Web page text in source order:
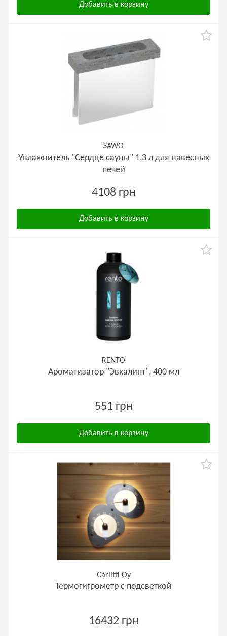
Добавить в корзину
SAWO
Увлажнитель "Сердце сауны" 1,3 л для навесных
печей
4108 грн
Добавить в корзину
RENTO
Ароматизатор "Эвкалипт", 400 мл
551 грн
Добавить в корзину
Cariitti Oy
Термогигрометр с подсветкой
16432 грн